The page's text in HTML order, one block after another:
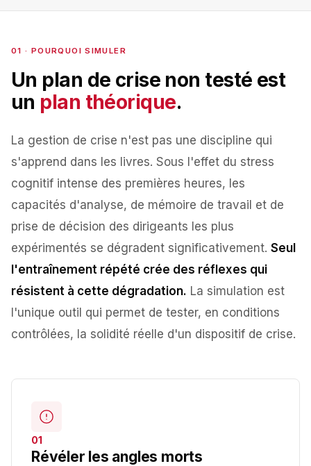
01 · POURQUOI SIMULER
Un plan de crise non testé est
un plan théorique.
La gestion de crise n'est pas une discipline qui
s'apprend dans les livres. Sous l'effet du stress
cognitif intense des premières heures, les
capacités d'analyse, de mémoire de travail et de
prise de décision des dirigeants les plus
expérimentés se dégradent significativement. Seul
l'entraînement répété crée des réflexes qui
résistent à cette dégradation. La simulation est
l'unique outil qui permet de tester, en conditions
contrôlées, la solidité réelle d'un dispositif de crise.
01
Révéler les angles morts